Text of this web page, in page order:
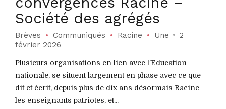
Société des agrégés
Brèves Communiqués Racine Une
2
février 2026
Plusieurs organisations en lien avec l’Education
nationale, se situent largement en phase avec ce que
dit et écrit, depuis plus de dix ans désormais Racine –
les enseignants patriotes, et...